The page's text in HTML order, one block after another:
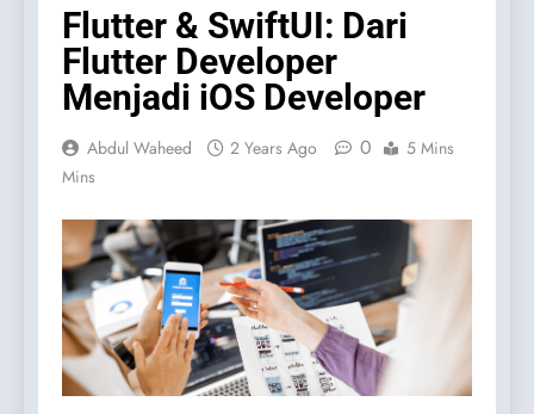
Flutter & SwiftUI: Dari
Flutter Developer
Menjadi iOS Developer
Abdul Waheed 2 Years Ago 0
5 Mins
Mins